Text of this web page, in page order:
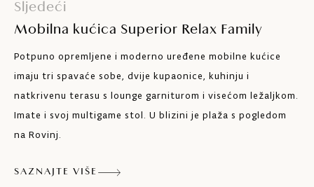
Kuhinja s četiri ploče za kuhanje, hladnjak
sa zamrzivačem, perilica posuđa,
mikrovalna pećnica, aparat za filtar-kavu i
toster
Nespresso aparat za kavu
Klima-uređaj
Satelitska TV
Wi-Fi
Sljedeći
Mobilna kućica Superior Relax Family
Potpuno opremljene i moderno uređene mobilne kućice
imaju tri spavaće sobe, dvije kupaonice, kuhinju i
natkrivenu terasu s lounge garniturom i visećom ležaljkom.
Imate i svoj multigame stol. U blizini je plaža s pogledom
na Rovinj.
SAZNAJTE VIŠE